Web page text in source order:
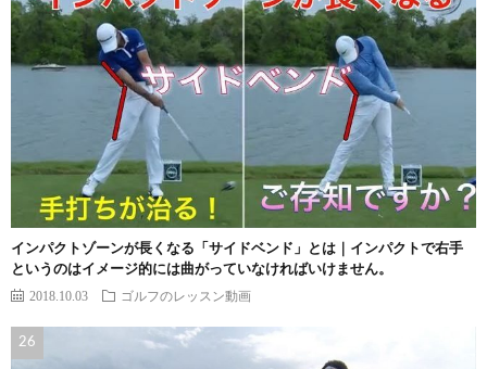
インパクトゾーンが長くなる「サイドベンド」とは｜インパクトで右手
というのはイメージ的には曲がっていなければいけません。
2018.10.03 ゴルフのレッスン動画